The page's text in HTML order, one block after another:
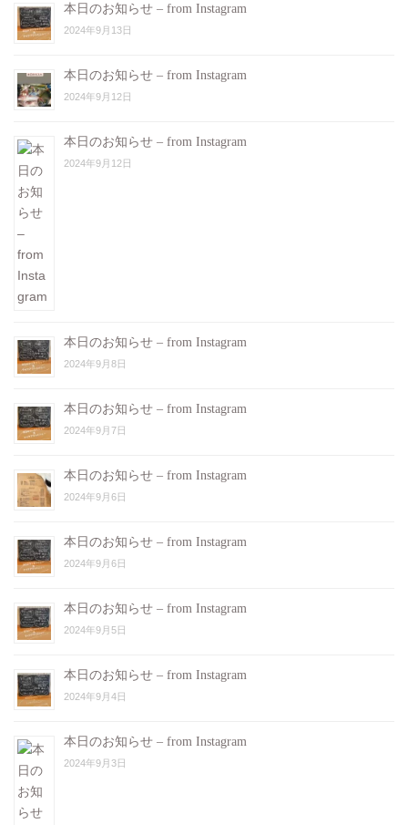
本日のお知らせ – from Instagram
2024年9月13日
本日のお知らせ – from Instagram
2024年9月12日
本日のお知らせ – from Instagram
2024年9月12日
本日のお知らせ – from Instagram
2024年9月8日
本日のお知らせ – from Instagram
2024年9月7日
本日のお知らせ – from Instagram
2024年9月6日
本日のお知らせ – from Instagram
2024年9月6日
本日のお知らせ – from Instagram
2024年9月5日
本日のお知らせ – from Instagram
2024年9月4日
本日のお知らせ – from Instagram
2024年9月3日